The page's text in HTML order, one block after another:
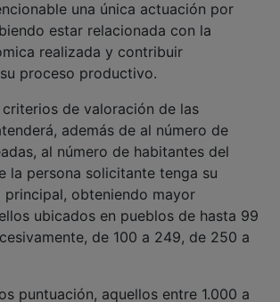
estar relacionada con la
realizada y contribuir
proceso productivo.
además de al número de
al número de habitantes del
la persona solicitante tenga su
principal, obteniendo mayor
ubicados en pueblos de hasta 99
de 100 a 249, de 250 a